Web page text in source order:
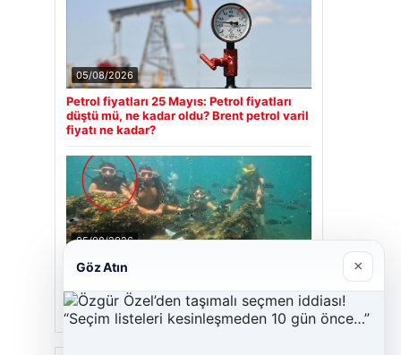
05/08/2026
Petrol fiyatları 25 Mayıs: Petrol fiyatları
düştü mü, ne kadar oldu? Brent petrol varil
fiyatı ne kadar?
05/08/2026
Antalya’da Ölümlü Dalış Olayının
Çalışılıyor
Göz Atın ×